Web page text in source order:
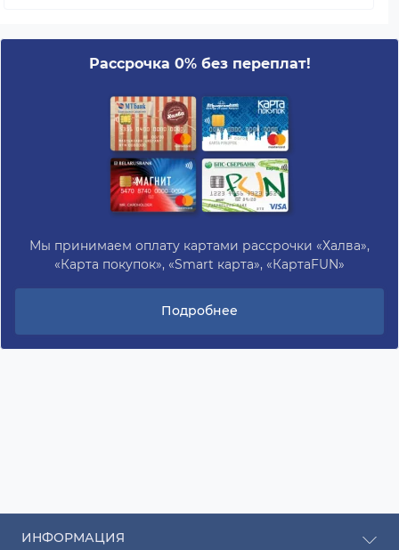
Рассрочка 0% без переплат!
Мы принимаем оплату картами рассрочки «Халва»,
«Карта покупок», «Smart карта», «КартаFUN»
Подробнее
ИНФОРМАЦИЯ